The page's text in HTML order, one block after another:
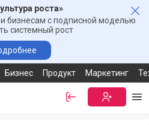
роста»
бизнесам с подписной моделью
системный рост
Бизнес Продукт Маркетинг
Войти